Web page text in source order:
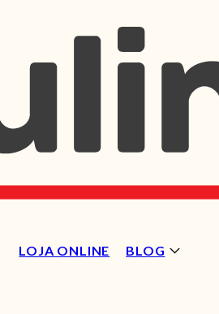
LOJA ONLINE BLOG